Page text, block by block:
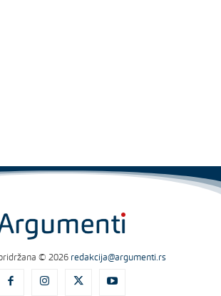
© 2026 redakcija@argumenti.rs